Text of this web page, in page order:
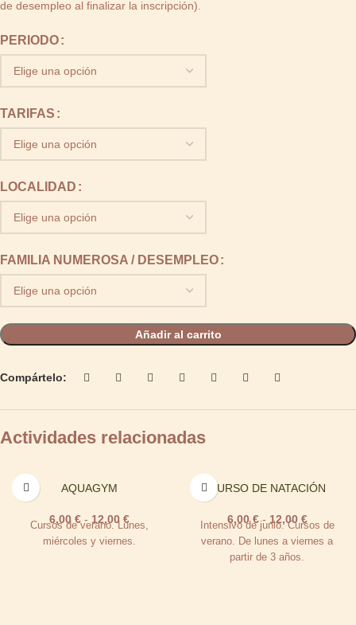
de desempleo al finalizar la inscripción).
PERIODO
TARIFAS
LOCALIDAD
FAMILIA NUMEROSA / DESEMPLEO
Añadir al carrito
Compártelo:
Actividades relacionadas
AQUAGYM
6,00 € - 12,00 €
Cursos de verano. Lunes,
miércoles y viernes.
CURSO DE NATACIÓN
6,00€ - 12,00 €
Intensivo de junio. Cursos de
verano. De lunes a viernes a
partir de 3 años.